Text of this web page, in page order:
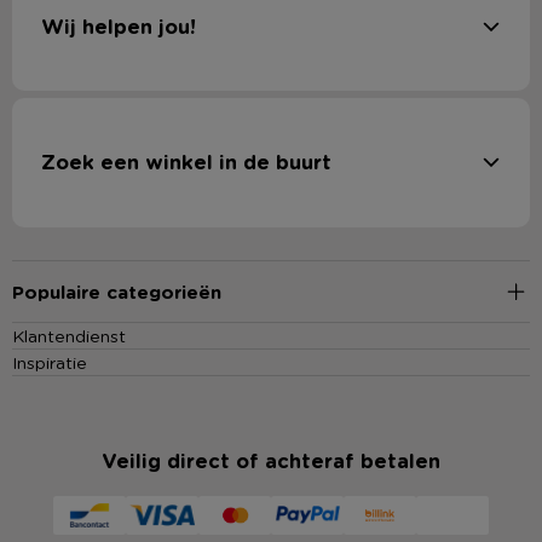
Wij helpen jou!
Zoek een winkel in de buurt
Populaire categorieën
Klantendienst
Inspiratie
Veilig direct of achteraf betalen